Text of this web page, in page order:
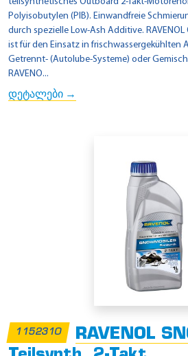
Polyisobutylen (PIB). Einwandfreie
durch spezielle Low-Ash Additive.
ist für den Einsatz in frischwassergekühlten
Getrennt- (Autolube-Systeme) oder
RAVENO...
დეტალები →
1152310
RAVENOL